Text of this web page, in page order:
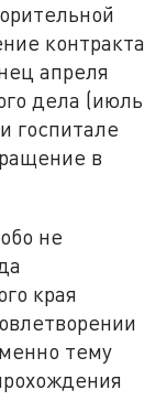
контракта
апреля
дела (июль
госпитале
в
не
края
тему